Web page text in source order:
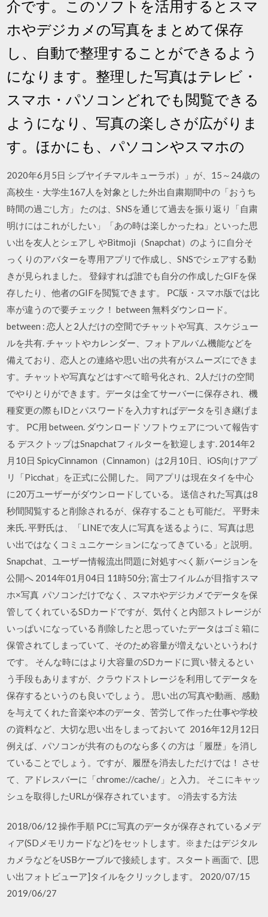
介です。このソフトを活用するとスマ
ホやデジカメの写真をまとめて保存
し、自動で整理することができるよう
になります。整理した写真はテレビ・
スマホ・パソコンどれでも閲覧できる
ようになり、写真の楽しさが広がりま
す。ほかにも、パソコンやスマホの
2020年6月5日 シブヤイチマルキューラボ）」が、15～24歳の
高校生・大学生167人を対象とした外出自粛期間中の「おうち
時間の過ごし方」 たのは、SNSを通じて過去を振り返り「自粛
明けにはこれがしたい」「あの時は楽しかったね」といった思
い出を友人とシェアし やBitmoji（Snapchat）のように自分そ
っくりのアバターを専用アプリで作成し、SNSでシェアする動
きが見られました。 登録すれば誰でも自分の作成したGIFを保
存したり、他者のGIFを閲覧できます。 PC版・スマホ版では比
率が違うので要チェック！ between 無料ダウンロード。
between : 恋人と2人だけの空間でチャットや写真、スケジュー
ルを共有. チャットやカレンダー、フォトアルバム機能などを
備えており、恋人との連絡や思い出の共有がスムーズにできま
す。チャットや写真などはすべて暗号化され、2人だけの空間
でやりとりができます。データは全てサーバーに保存され、機
種変更の際もIDとパスワードを入力すればデータを引き継げま
す。 PC用 between. ダウンロード ソフトウェアについて報告す
る デスクトップはSnapchatフィルターを歓迎します. 2014年2
月10日 SpicyCinnamon（Cinnamon）は2月10日、iOS向けアプ
リ「Picchat」を正式に公開した。 同アプリは現在タイを中心
に20万ユーザーがダウンロードしている。 送信された写真は8
秒間閲覧すると削除されるが、保存することも可能だ。 平野未
来氏. 平野氏は、「LINEで友人に写真を送るように、写真は思
い出ではなくコミュニケーションになってきている」と説明。
Snapchat、ユーザー情報流出問題に対処すべく新バージョンを
公開へ 2014年01月04日 11時50分; 富士フイルムが目指すスマ
ホ×写真 パソコンだけでなく、スマホやデジカメでデータを保
管してくれているSDカードですが、気付くと内部ストレージが
いっぱいになっている 削除したと思っていたデータはゴミ箱に
保管されてしまっていて、そのため容量が増えないというわけ
です。 そんな時にはより大容量のSDカードに買い替えるとい
う手段もありますが、クラウドストレージを利用してデータを
保存するというのも良いでしょう。 思い出の写真や動画、感動
を与えてくれた音楽や本のデータ、苦労して作った仕事や学校
の資料など、大切な思い出をしまっておいて 2016年12月12日
例えば、パソコンが共有のものなら多くの方は「履歴」を消し
ていることでしょう。ですが、履歴を消去しただけでは！ させ
て、アドレスバーに「chrome://cache/」と入力。 そこにキャッ
シュを取得したURLが保存されています。 ○消去する方法
2018/06/12 操作手順 PCに写真のデータが保存されているメデ
ィア(SDメモリカードなど)をセットします。※またはデジタル
カメラなどをUSBケーブルで接続します。スタート画面で、[思
い出フォトビューア]タイルをクリックします。 2020/07/15
2019/06/27